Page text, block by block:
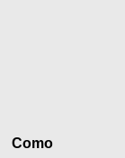
Como